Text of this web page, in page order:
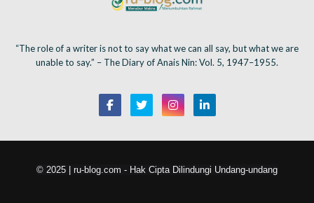
“The role of a writer is not to say what we can all say, but what we are
unable to say.” – The Diary of Anais Nin: Vol. 5, 1947–1955.
© 2025 | ru-blog.com - Hak Cipta Dilindungi Undang-undang